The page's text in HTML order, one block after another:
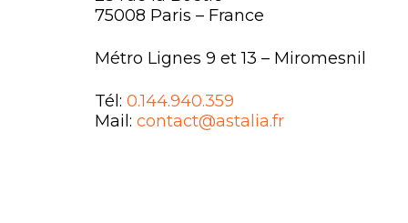
75008 Paris – France
Métro Lignes 9 et 13 – Miromesnil
Tél: 0.144.940.359
Mail: contact@astalia.fr